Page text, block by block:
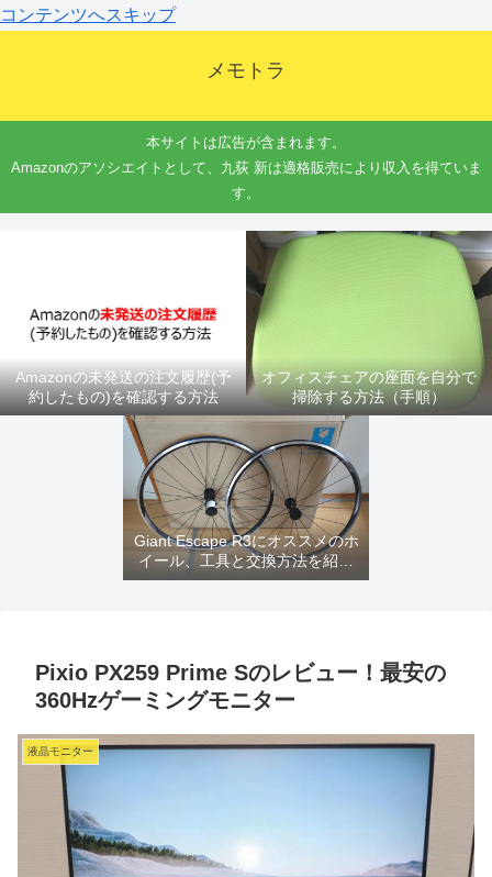
コンテンツへスキップ
メモトラ
本サイトは広告が含まれます。
Amazonのアソシエイトとして、九荻 新は適格販売により収入を得ていま
す。
Amazonの未発送の注文履歴(予
約したもの)を確認する方法
オフィスチェアの座面を自分で
掃除する方法（手順）
Giant Escape R3にオススメのホ
イール、工具と交換方法を紹介
するよ
Pixio PX259 Prime Sのレビュー！最安の
360Hzゲーミングモニター
液晶モニター